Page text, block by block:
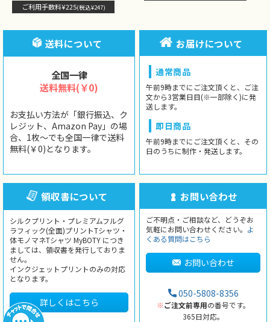
ご利用手数料¥225(税込¥247)
送料について
全国一律
送料無料(￥0)
お支払い方法が「銀行振込、ク
レジット、Amazon Pay」の場
合、1枚〜でも全国一律で送料
無料(￥0)となります。
お届けについて
通常商品
午前9時までにご注文頂くと、ご注
文から3営業日目(※一部除く)に発
送します。
即日商品
午前9時までにご注文頂くと、その
日のうちに制作・発送します。
領収書について
シルクプリント・プレミアムフルグ
ラフィック(全面)プリントTシャツ・
体モノマネTシャツ MyBOTY につき
ましては、領収書を発行しておりま
せん。
インクジェットプリントのみの対応
となります。
詳しくはこちら
お問い合わせ
ご不明点・ご相談など、どうぞお
気軽にお問い合わせください。 よ
くある質問はこちら
お問い合わせ
050-5808-8356
※ご注文前専用の番号です。
365日対応。